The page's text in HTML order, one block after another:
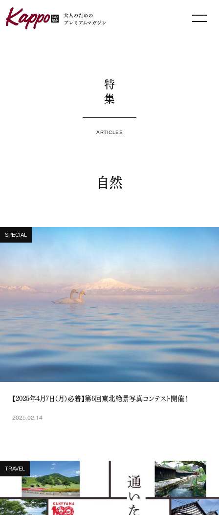
特集
ARTICLES
自然
SPECIAL
【2025年4月7日（月）必着】第6回東北絶景写真コンテスト開催！
2025.02.14
TRAVEL